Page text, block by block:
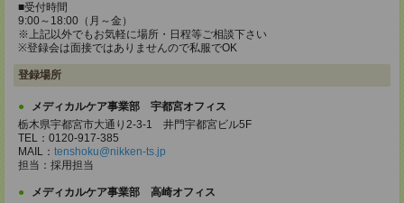
■受付時間
9:00～18:00（月～金）
※上記以外でもお気軽に場所・日程等ご相談下さい
※登録会は面接ではありませんので私服でOK
登録場所
メディカルケア事業部 宇都宮オフィス
栃木県宇都宮市大通り2-3-1 井門宇都宮ビル5F
TEL：0120-917-385
MAIL： tenshoku@nikken-ts.jp
担当：採用担当
メディカルケア事業部 高崎オフィス